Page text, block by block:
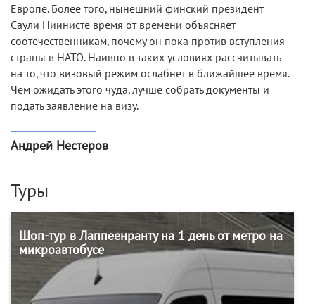
Европе. Более того, нынешний финский президент
Саули Ниинисте время от времени объясняет
соотечественникам, почему он пока против вступления
страны в НАТО. Наивно в таких условиях рассчитывать
на то, что визовый режим ослабнет в ближайшее время.
Чем ожидать этого чуда, лучше собрать документы и
подать заявление на визу.
Андрей Нестеров
Туры
Шоп-тур в Лаппеенранту на 1 день от метро на
микроавтобусе